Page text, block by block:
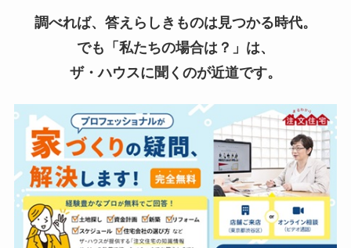
調べれば、答えらしきものは見つかる時代。
でも「私たちの場合は？」は、
ザ・ハウスに聞くのが近道です。